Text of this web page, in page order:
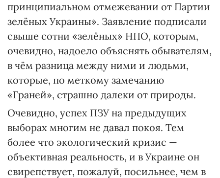
принципиальном отмежевании от Партии
зелёных Украины». Заявление подписали
свыше сотни «зелёных» НПО, которым,
очевидно, надоело объяснять обывателям,
в чём разница между ними и людьми,
которые, по меткому замечанию
«Граней», страшно далеки от природы.
Очевидно, успех ПЗУ на предыдущих
выборах многим не давал покоя. Тем
более что экологический кризис —
объективная реальность, и в Украине он
свирепствует, пожалуй, посильнее, чем в